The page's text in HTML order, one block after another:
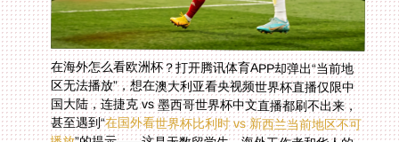
在海外怎么看欧洲杯？打开腾讯体育APP却弹出“当前地
区无法播放”，想在澳大利亚看央视频世界杯直播仅限中
国大陆，连捷克 vs 墨西哥世界杯中文直播都刷不出来，
甚至遇到“在国外看世界杯比利时 vs 新西兰当前地区不可